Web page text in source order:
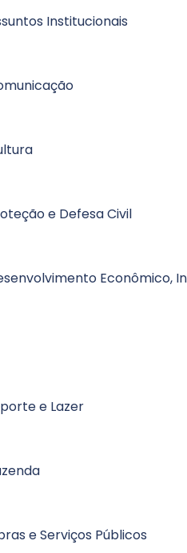
Institucionais
e Defesa Civil
Econômico,
e Lazer
e Serviços Públicos